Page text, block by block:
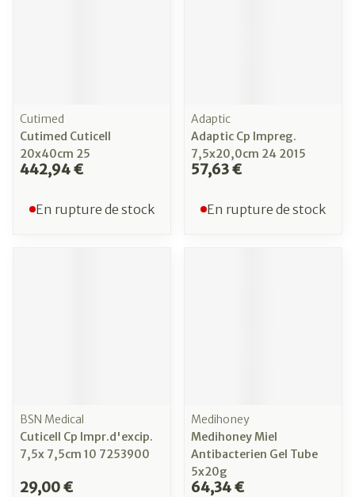
Cutimed
Cutimed Cuticell
20x40cm 25
442,94 €
En rupture de stock
Adaptic
Adaptic Cp Impreg.
7,5x20,0cm 24 2015
57,63 €
En rupture de stock
BSN Medical
Cuticell Cp Impr.d'excip.
7,5x 7,5cm 10 7253900
29,00 €
Medihoney
Medihoney Miel
Antibacterien Gel Tube
5x20g
64,34 €